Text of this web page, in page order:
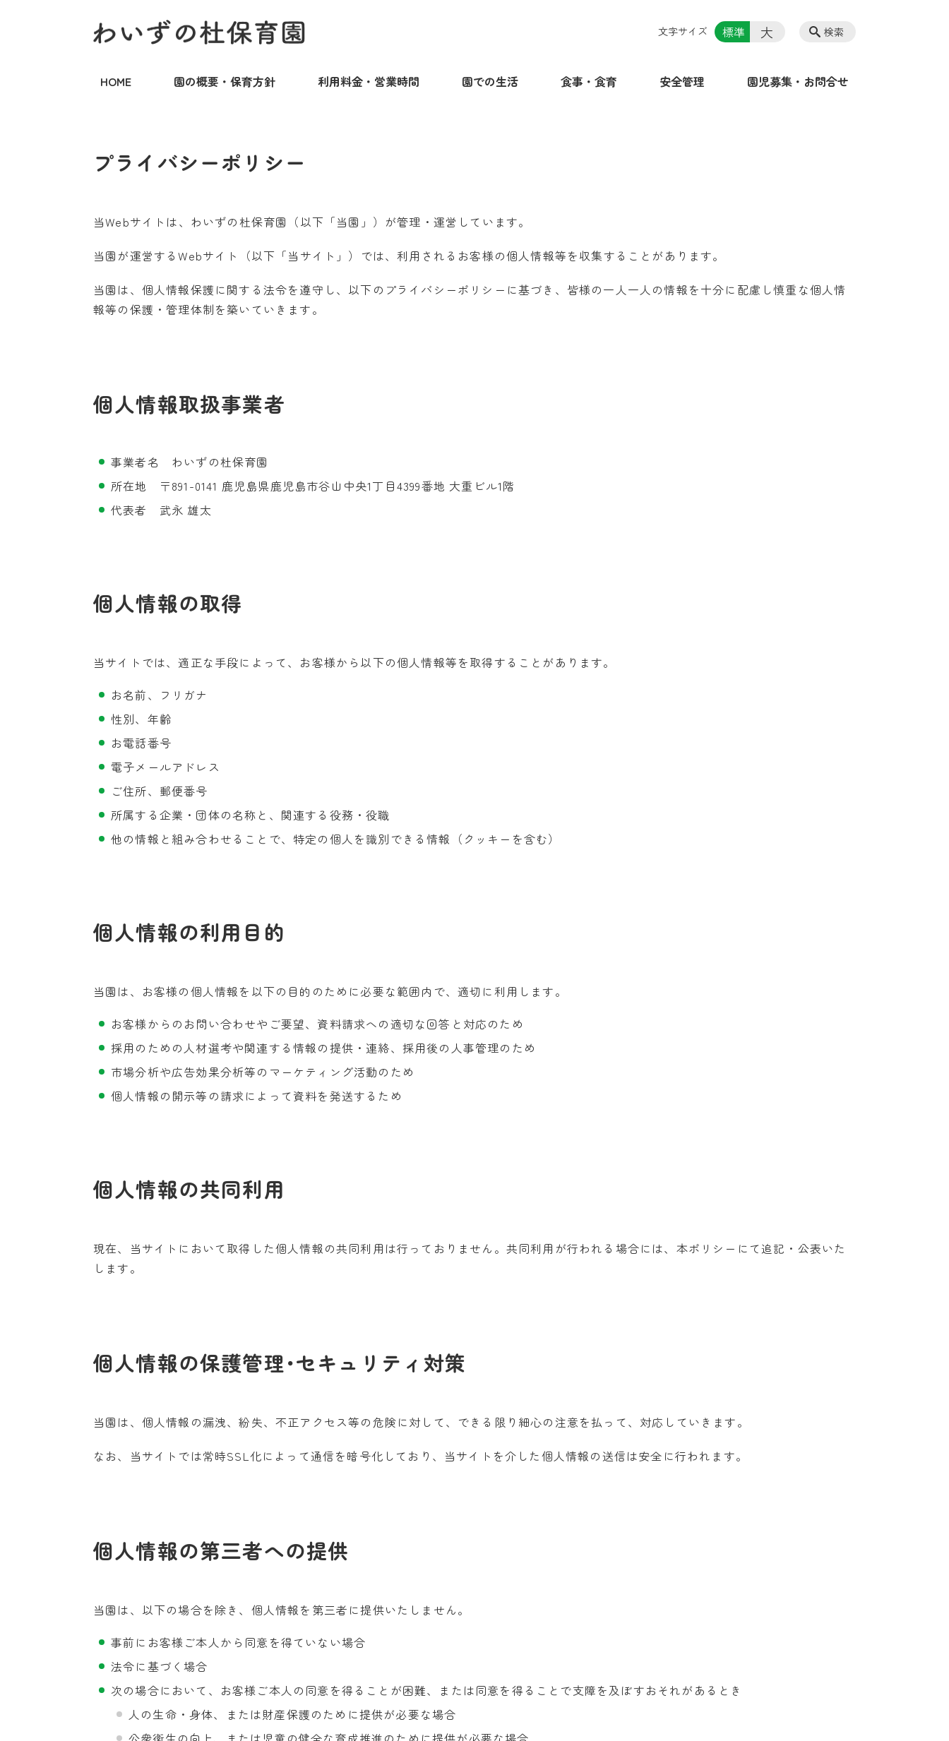
HOME 園の概要・保育方針 利用料金・営業時間 園での生活 食事・食育 安全管理 園児募集・お問合せ
検索
文字サイズ 標準 大
プライバシーポリシー
当Webサイトは、わいずの杜保育園（以下「当園」）が管理・運営しています。
当園が運営するWebサイト（以下「当サイト」）では、利用されるお客様の個人情報等を収集することがあります。
当園は、個人情報保護に関する法令を遵守し、以下のプライバシーポリシーに基づき、皆様の一人一人の情報を十分に配慮し慎重な個人情
報等の保護・管理体制を築いていきます。
個人情報取扱事業者
事業者名 わいずの杜保育園
所在地 〒891-0141 鹿児島県鹿児島市谷山中央1丁目4399番地 大重ビル1階
代表者 武永 雄太
個人情報の取得
当サイトでは、適正な手段によって、お客様から以下の個人情報等を取得することがあります。
お名前、フリガナ
性別、年齢
お電話番号
電子メールアドレス
ご住所、郵便番号
所属する企業・団体の名称と、関連する役務・役職
他の情報と組み合わせることで、特定の個人を識別できる情報（クッキーを含む）
個人情報の利用目的
当園は、お客様の個人情報を以下の目的のために必要な範囲内で、適切に利用します。
お客様からのお問い合わせやご要望、資料請求への適切な回答と対応のため
採用のための人材選考や関連する情報の提供・連絡、採用後の人事管理のため
市場分析や広告効果分析等のマーケティング活動のため
個人情報の開示等の請求によって資料を発送するため
個人情報の共同利用
現在、当サイトにおいて取得した個人情報の共同利用は行っておりません。共同利用が行われる場合には、本ポリシーにて追記・公表いた
します。
個人情報の保護管理･セキュリティ対策
当園は、個人情報の漏洩、紛失、不正アクセス等の危険に対して、できる限り細心の注意を払って、対応していきます。
なお、当サイトでは常時SSL化によって通信を暗号化しており、当サイトを介した個人情報の送信は安全に行われます。
個人情報の第三者への提供
当園は、以下の場合を除き、個人情報を第三者に提供いたしません。
事前にお客様ご本人から同意を得ていない場合
法令に基づく場合
次の場合において、お客様ご本人の同意を得ることが困難、または同意を得ることで支障を及ぼすおそれがあるとき
人の生命・身体、または財産保護のために提供が必要な場合